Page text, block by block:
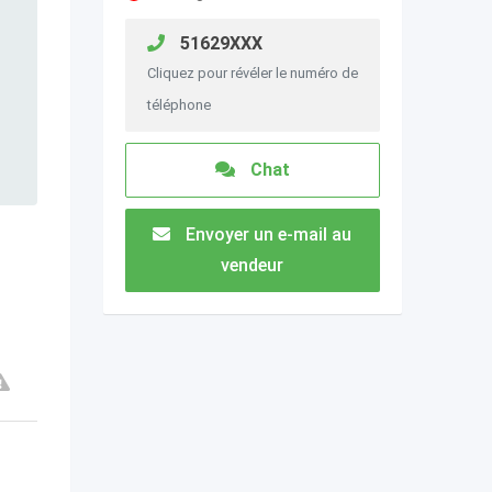
51629XXX
Cliquez pour révéler le numéro de
téléphone
Chat
Envoyer un e-mail au
vendeur